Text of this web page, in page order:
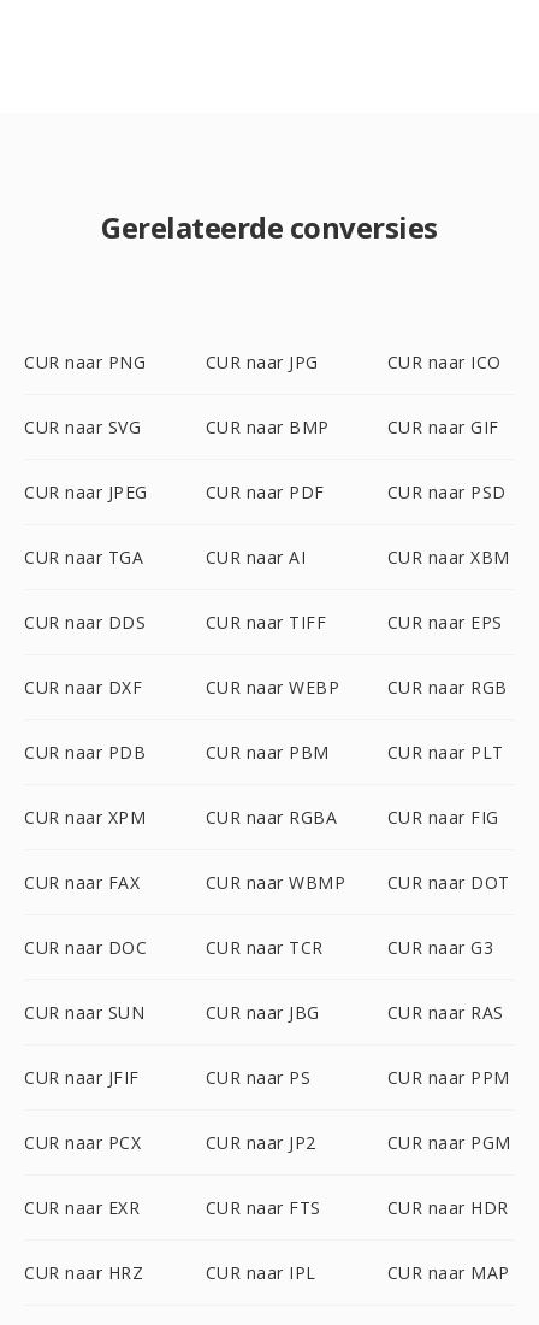
Gerelateerde conversies
CUR naar PNG CUR naar JPG CUR naar ICO
CUR naar SVG CUR naar BMP CUR naar GIF
CUR naar JPEG CUR naar PDF CUR naar PSD
CUR naar TGA CUR naar AI CUR naar XBM
CUR naar DDS CUR naar TIFF CUR naar EPS
CUR naar DXF CUR naar WEBP CUR naar RGB
CUR naar PDB CUR naar PBM CUR naar PLT
CUR naar XPM CUR naar RGBA CUR naar FIG
CUR naar FAX CUR naar WBMP CUR naar DOT
CUR naar DOC CUR naar TCR CUR naar G3
CUR naar SUN CUR naar JBG CUR naar RAS
CUR naar JFIF CUR naar PS CUR naar PPM
CUR naar PCX CUR naar JP2 CUR naar PGM
CUR naar EXR CUR naar FTS CUR naar HDR
CUR naar HRZ CUR naar IPL CUR naar MAP